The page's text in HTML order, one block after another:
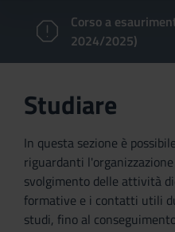
Corso a
2024/2025)
Studiare
In questa sezione è
riguardanti
svolgimento delle attività
formative e i contatti utili
studi, fino al